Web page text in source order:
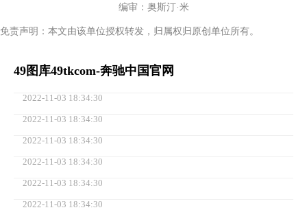
编审：奥斯汀·米
免责声明：本文由该单位授权转发，归属权归原创单位所有。
49图库49tkcom-奔驰中国官网
2022-11-03 18:34:30
2022-11-03 18:34:30
2022-11-03 18:34:30
2022-11-03 18:34:30
2022-11-03 18:34:30
2022-11-03 18:34:30